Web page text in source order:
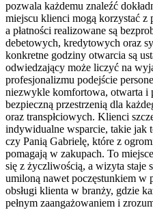
pozwala każdemu znaleźć
miejscu klienci mogą korzystać z
a płatności realizowane są
debetowych, kredytowych oraz
konkretne godziny otwarcia są
odwiedzający może liczyć na
profesjonalizmu podejście
niezwykle komfortowa, otwarta i
bezpieczną przestrzenią dla
oraz transpłciowych. Klienci
indywidualne wsparcie, takie jak
czy Panią Gabrielę, które z
pomagają w zakupach. To
się z życzliwością, a wizyta staje
umiloną nawet poczęstunkiem
obsługi klienta w branży, gdzie
pełnym zaangażowaniem i